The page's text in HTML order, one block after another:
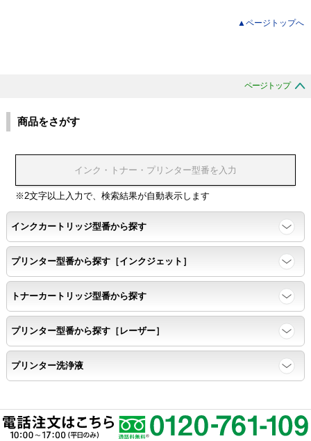
▲ページトップへ
ページトップ
商品をさがす
※2文字以上入力で、検索結果が自動表示します
インクカートリッジ型番から探す
プリンター型番から探す［インクジェット］
トナーカートリッジ型番から探す
プリンター型番から探す［レーザー］
プリンター洗浄液